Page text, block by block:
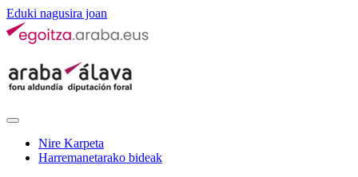
Eduki nagusira joan
Nire Karpeta
Harremanetarako bideak